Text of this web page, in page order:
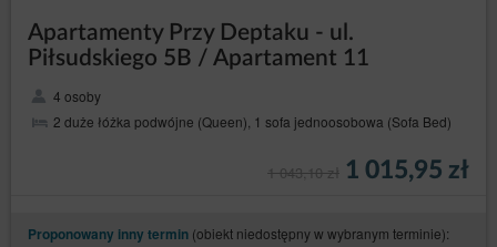
Apartamenty Przy Deptaku - ul.
Piłsudskiego 5B / Apartament 11
4 osoby
2 duże łóżka podwójne (Queen), 1 sofa jednoosobowa (Sofa Bed)
1 043,10 zł 1 015,95 zł
Proponowany inny termin (obiekt niedostępny w wybranym terminie):